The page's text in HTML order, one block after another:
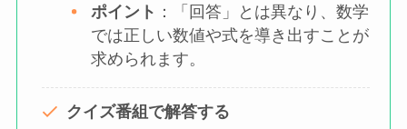
ポイント ：「回答」とは異なり、数学
では正しい数値や式を導き出すことが
求められます。
クイズ番組で解答する